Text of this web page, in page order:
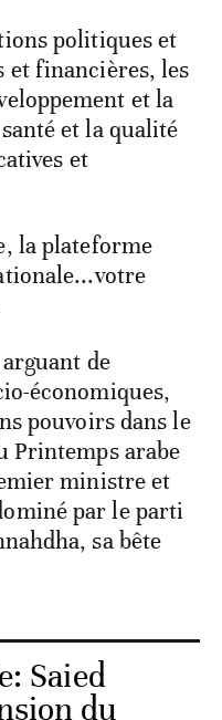
politiques et
et financières, les
et la
et la qualité
et
la plateforme
de
économiques,
pouvoirs dans le
Printemps arabe
ministre et
par le parti
sa bête
Saied
du